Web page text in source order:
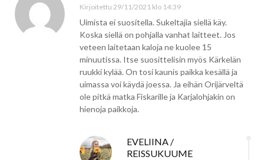
Kirjoitettu 29/11/2021 klo 14:39
Uimista ei suositella. Sukeltajia siellä käy.
Koska siellä on pohjalla vanhat laitteet. Jos
veteen laitetaan kaloja ne kuolee 15
minuutissa. Itse suosittelisin myös Kärkelän
ruukki kylää. On tosi kaunis paikka kesällä ja
uimassa voi käydä joessa. Ja eihän Orijärveltä
ole pitkä matka Fiskarille ja Karjalohjakin on
hienoja paikkoja.
EVELIINA /
REISSUKUUME